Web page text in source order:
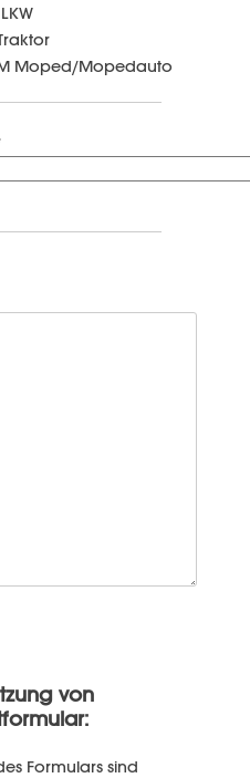
Moped/Mopedauto
von
Formulars sind